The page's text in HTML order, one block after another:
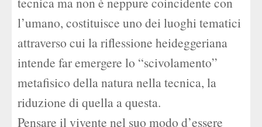
l’umano, costituisce uno dei luoghi tematici
attraverso cui la riflessione heideggeriana
intende far emergere lo “scivolamento”
metafisico della natura nella tecnica, la
riduzione di quella a questa.
Pensare il vivente nel suo modo d’essere